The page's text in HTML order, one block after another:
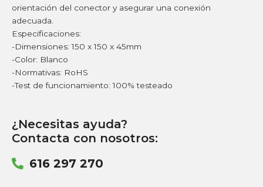
orientación del conector y asegurar una conexión
adecuada.
Especificaciones:
-Dimensiones: 150 x 150 x 45mm
-Color: Blanco
-Normativas: RoHS
-Test de funcionamiento: 100% testeado
¿Necesitas ayuda?
Contacta con nosotros:
616 297 270